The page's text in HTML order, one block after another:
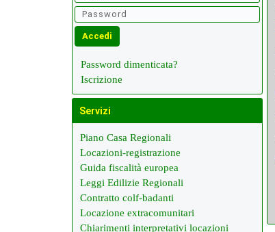
Password dimenticata?
Iscrizione
Servizi
Piano Casa Regionali
Locazioni-registrazione
Guida fiscalità europea
Leggi Edilizie Regionali
Contratto colf-badanti
Locazione extracomunitari
Chiarimenti interpretativi locazioni